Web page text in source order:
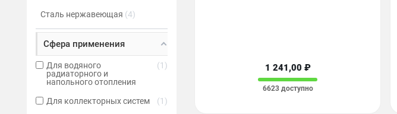
Сталь нержавеющая 4
Сфера применения
Для водяного
радиаторного и
напольного отопления
1
Для коллекторных систем
1
1 241,00 ₽
6623 доступно